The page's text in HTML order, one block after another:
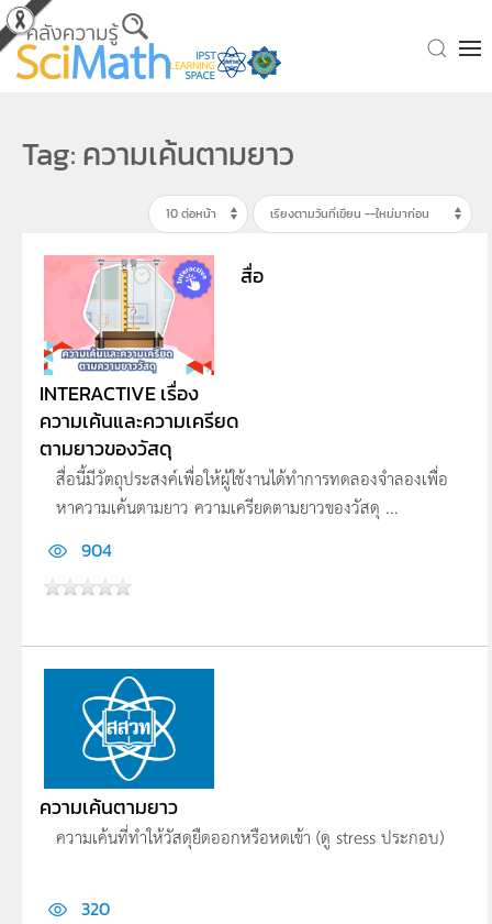
Skip to main content
Tag: ความเค้นตามยาว
สื่อ
INTERACTIVE เรื่อง
ความเค้นและความเครียด
ตามยาวของวัสดุ
สื่อนี้มีวัตถุประสงค์เพื่อให้ผู้ใช้งานได้ทำการทดลองจำลองเพื่อ
หาความเค้นตามยาว ความเครียดตามยาวของวัสดุ ...
904
ความเค้นตามยาว
ความเค้นที่ทำให้วัสดุยืดออกหรือหดเข้า (ดู stress ประกอบ)
320